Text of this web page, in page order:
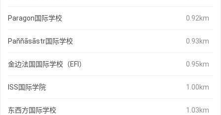
Paragon国际学校 0.92km
Paññāsāstr国际学校 0.93km
金边法国国际学校（EFI） 0.95km
ISS国际学院 1.00km
东西方国际学校 1.03km